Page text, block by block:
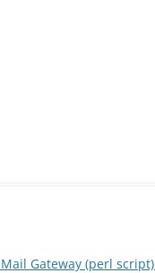
Gateway (perl script)